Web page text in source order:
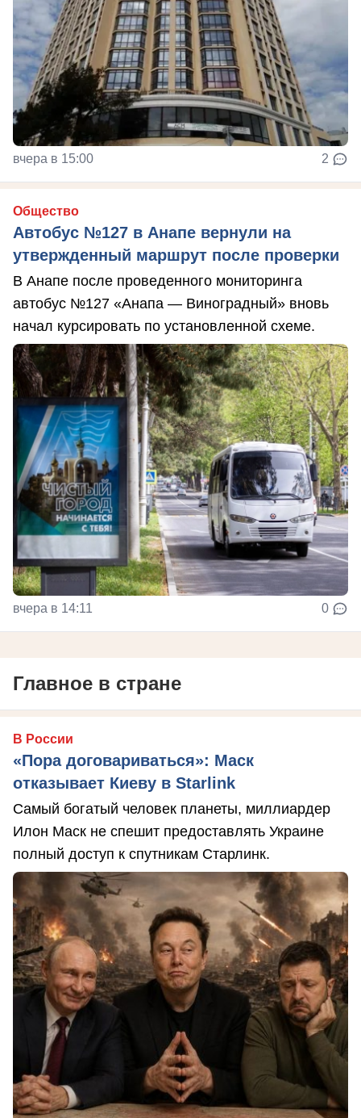
вчера в 15:00 2
Общество
Автобус №127 в Анапе вернули на
утвержденный маршрут после проверки
В Анапе после проведенного мониторинга
автобус №127 «Анапа — Виноградный» вновь
начал курсировать по установленной схеме.
вчера в 14:11 0
Главное в стране
В России
«Пора договариваться»: Маск
отказывает Киеву в Starlink
Самый богатый человек планеты, миллиардер
Илон Маск не спешит предоставлять Украине
полный доступ к спутникам Старлинк.